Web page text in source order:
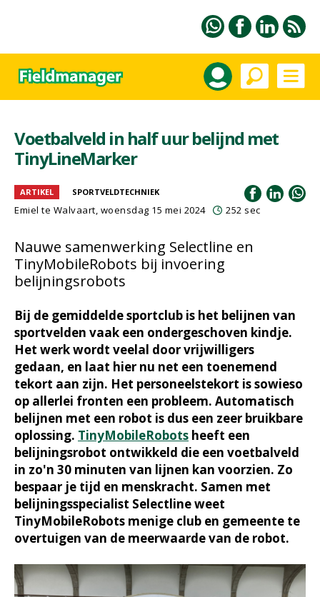
Voetbalveld in half uur belijnd met
TinyLineMarker
ARTIKEL SPORTVELDTECHNIEK
Emiel te Walvaart, woensdag 15 mei 2024 252 sec
Nauwe samenwerking Selectline en
TinyMobileRobots bij invoering
belijningsrobots
Bij de gemiddelde sportclub is het belijnen van
sportvelden vaak een ondergeschoven kindje.
Het werk wordt veelal door vrijwilligers
gedaan, en laat hier nu net een toenemend
tekort aan zijn. Het personeelstekort is sowieso
op allerlei fronten een probleem. Automatisch
belijnen met een robot is dus een zeer bruikbare
oplossing. TinyMobileRobots heeft een
belijningsrobot ontwikkeld die een voetbalveld
in zo'n 30 minuten van lijnen kan voorzien. Zo
bespaar je tijd en menskracht. Samen met
belijningsspecialist Selectline weet
TinyMobileRobots menige club en gemeente te
overtuigen van de meerwaarde van de robot.